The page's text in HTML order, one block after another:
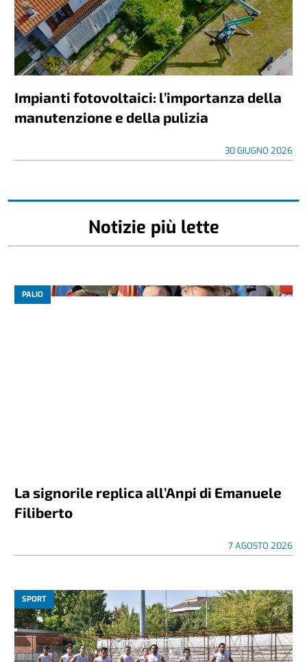
Impianti fotovoltaici: l’importanza della
manutenzione e della pulizia
30 GIUGNO 2026
Notizie più lette
PALIO
La signorile replica all’Anpi di Emanuele
Filiberto
7 AGOSTO 2026
SPORT